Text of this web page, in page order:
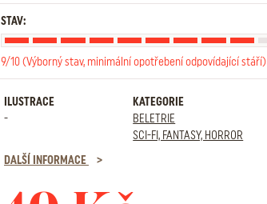
STAV:
9/10 (Výborný stav, minimální opotřebení odpovídající stáří)
ILUSTRACE
-
KATEGORIE
BELETRIE
SCI-FI, FANTASY, HORROR
DALŠÍ INFORMACE